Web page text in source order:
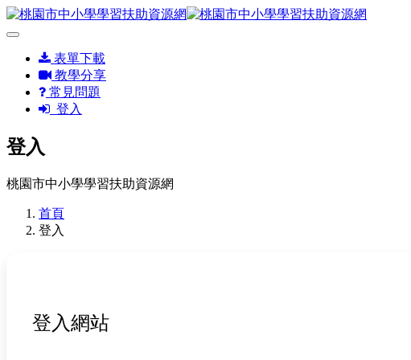
表單下載
教學分享
常見問題
登入
登入
桃園市中小學學習扶助資源網
首頁
登入
登入網站